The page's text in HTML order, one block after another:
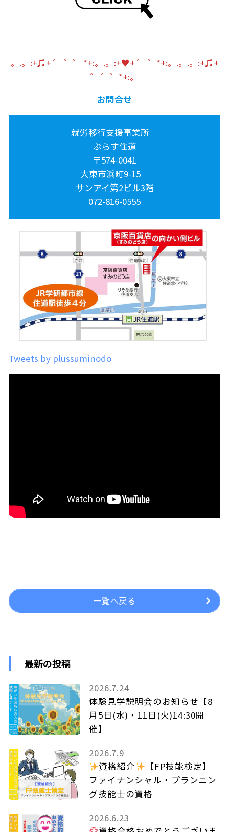
。.。:+♫+ ゜ ゜゜ *+:。.。:+♥+ ゜ ゜*+:。.。.。:+♫+
゜ ゜゜*+:。
お問合せ
就労移行支援事業所
ぷらす住道
〒574-0041
大東市浜町9-15
サンアイ第2ビル3階
072-816-0555
Tweets by plussuminodo
一覧へ戻る
最新の投稿
2026.7.24
体験見学説明会のお知らせ【8
月5日(水)・11日(火)14:30開
催】
2026.7.9
資格紹介
【FP技能検定】
ファイナンシャル・プランニン
グ技能士の資格
2026.6.23